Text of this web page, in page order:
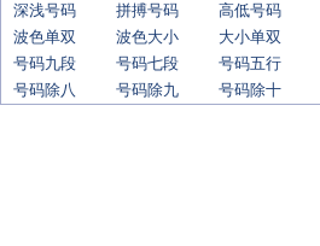
深浅号码
拼搏号码 高低号码
波色单双
波色大小 大小单双
号码九段
号码七段 号码五行
号码除八
号码除九 号码除十